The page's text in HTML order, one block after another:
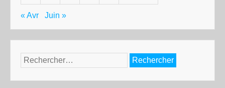
« Avr Juin »
Rechercher :